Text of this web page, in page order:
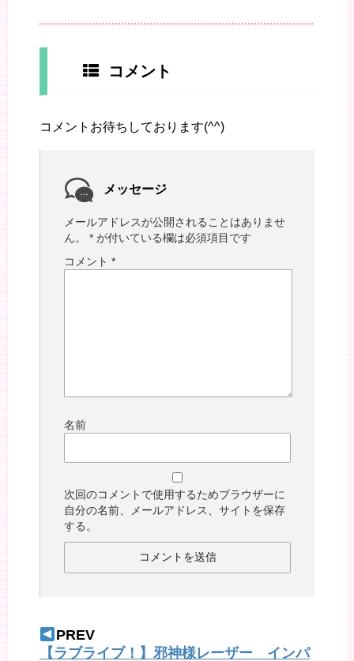
コメント
コメントお待ちしております(^^)
メッセージ
メールアドレスが公開されることはありませ
ん。
* が付いている欄は必須項目です
コメント *
名前
次回のコメントで使用するためブラウザーに
自分の名前、メールアドレス、サイトを保存
する。
PREV
【ラブライブ！】邪神様レーザー インパ